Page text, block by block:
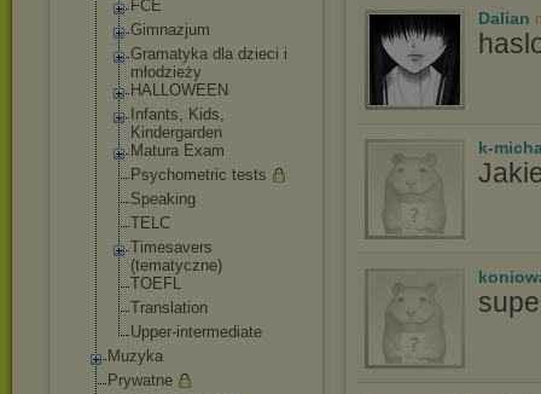
FCE
Gimnazjum
Gramatyka dla dzieci i
młodzieży
HALLOWEEN
Infants, Kids,
Kindergarden
Matura Exam
Psychometric tests
Speaking
TELC
Timesavers
(tematyczne)
TOEFL
Translation
Upper-intermed iate
Muzyka
Prywatne
Dalian
k-